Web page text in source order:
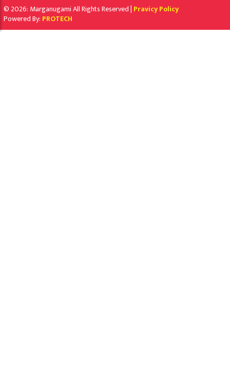
© 2026: Marganugami All Rights Reserved | Pravicy Policy
Powered By: PROTECH